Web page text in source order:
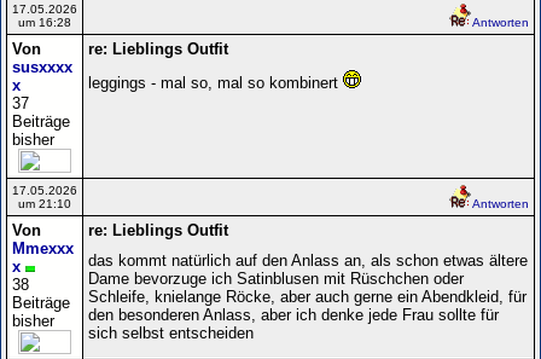
17.05.2026
um 16:28
Antworten
Von
susxxxx
x
37
Beiträge
bisher
re: Lieblings Outfit
leggings - mal so, mal so kombinert
17.05.2026
um 21:10
Antworten
Von
Mmexxx
x
38
Beiträge
bisher
re: Lieblings Outfit
das kommt natürlich auf den Anlass an, als schon etwas ältere
Dame bevorzuge ich Satinblusen mit Rüschchen oder
Schleife, knielange Röcke, aber auch gerne ein Abendkleid, für
den besonderen Anlass, aber ich denke jede Frau sollte für
sich selbst entscheiden